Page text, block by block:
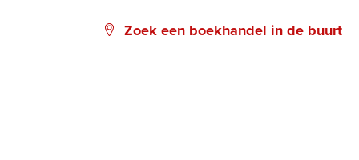
Zoek een boekhandel in de buurt